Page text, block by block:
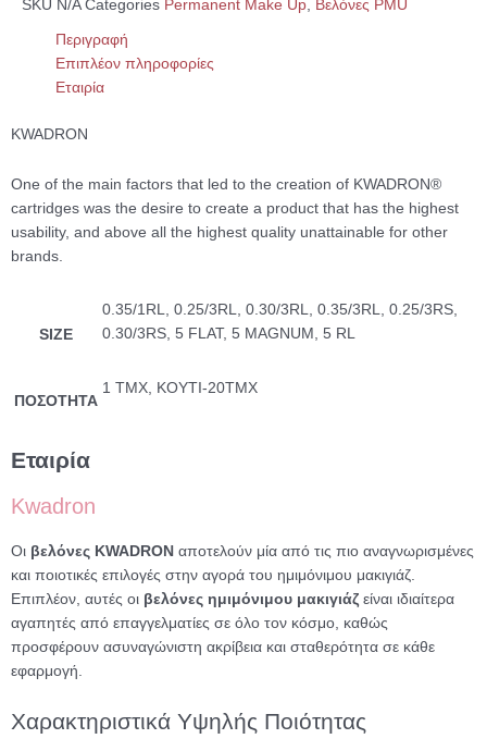
SKU N/A Categories Permanent Make Up, Βελόνες PMU
Περιγραφή
Επιπλέον πληροφορίες
Εταιρία
KWADRON
One of the main factors that led to the creation of KWADRON®
cartridges was the desire to create a product that has the highest
usability, and above all the highest quality unattainable for other
brands.
SIZE
0.35/1RL, 0.25/3RL, 0.30/3RL, 0.35/3RL, 0.25/3RS,
0.30/3RS, 5 FLAT, 5 MAGNUM, 5 RL
ΠΟΣΟΤΗΤΑ
1 ΤΜΧ, ΚΟΥΤΙ-20TMX
Εταιρία
Kwadron
Οι βελόνες KWADRON αποτελούν μία από τις πιο αναγνωρισμένες
και ποιοτικές επιλογές στην αγορά του ημιμόνιμου μακιγιάζ.
Επιπλέον, αυτές οι βελόνες ημιμόνιμου μακιγιάζ είναι ιδιαίτερα
αγαπητές από επαγγελματίες σε όλο τον κόσμο, καθώς
προσφέρουν ασυναγώνιστη ακρίβεια και σταθερότητα σε κάθε
εφαρμογή.
Χαρακτηριστικά Υψηλής Ποιότητας